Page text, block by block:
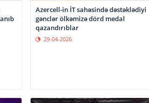
Azercell-in İT sahəsində dəstəklədiyi
gənclər ölkəmizə dörd medal
qazandırıblar
29-04-2026